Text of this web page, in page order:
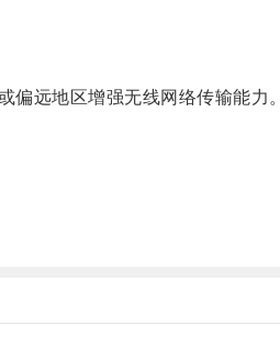
远地区增强无线网络传输能力。